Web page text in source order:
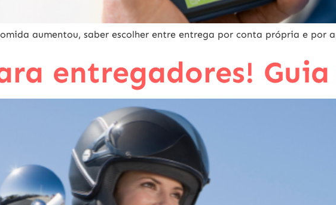
aumentou, saber escolher entre entrega por conta própria e por
entregadores!